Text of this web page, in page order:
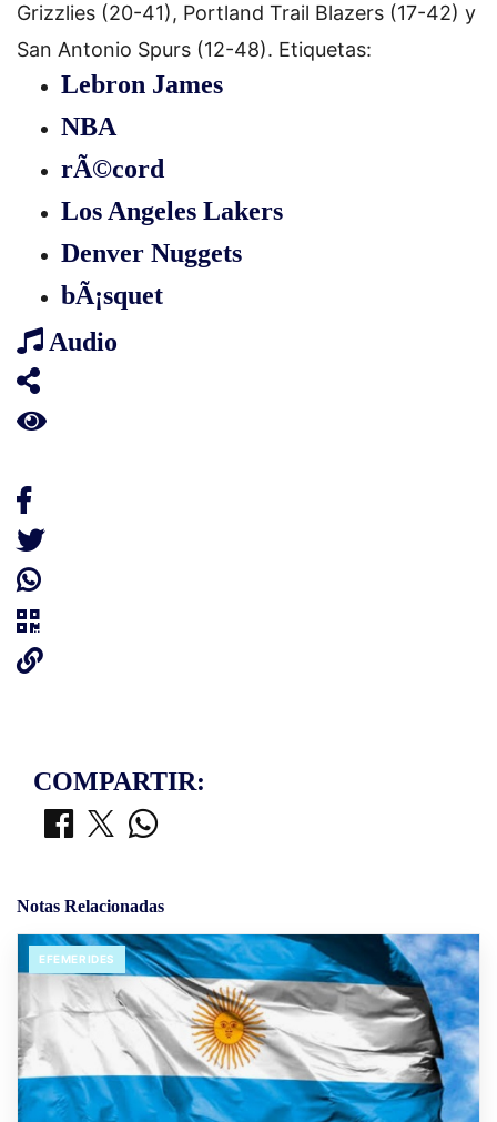
Grizzlies (20-41), Portland Trail Blazers (17-42) y
San Antonio Spurs (12-48). Etiquetas:
Lebron James
NBA
rÃ©cord
Los Angeles Lakers
Denver Nuggets
bÃ¡squet
Audio
COMPARTIR:
Notas Relacionadas
EFEMERIDES